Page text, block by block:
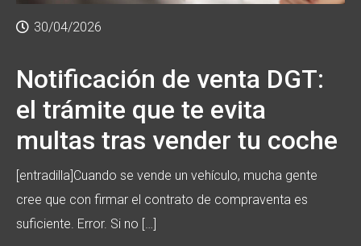
30/04/2026
Notificación de venta DGT:
el trámite que te evita
multas tras vender tu coche
[entradilla]Cuando se vende un vehículo, mucha gente
cree que con firmar el contrato de compraventa es
suficiente. Error. Si no […]